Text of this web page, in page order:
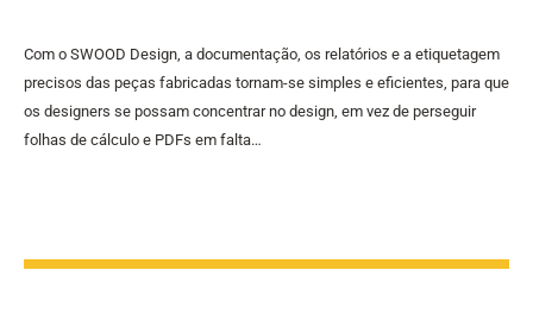
Com o SWOOD Design, a documentação, os relatórios e a etiquetagem
precisos das peças fabricadas tornam-se simples e eficientes, para que
os designers se possam concentrar no design, em vez de perseguir
folhas de cálculo e PDFs em falta…